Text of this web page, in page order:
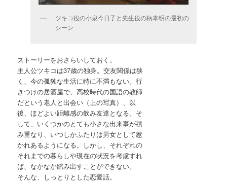
ツキコ役の小泉今日子と先生役の柄本明の最初の
シーン
ストーリーをおさらいしておく。
主人公ツキコは37歳の独身。交友関係は狭
く、今の孤独な生活に特に不満もない。行
きつけの居酒屋で、高校時代の国語の教師
だという老人と出会い（上の写真）、以
後、ほどよい距離感の飲み友達となる。そ
して、いくつかのとても小さな出来事が積
み重なり、いつしかふたりは男女として惹
かれあるようになる。しかし、それぞれの
それまでの暮らしや現在の状況を考慮すれ
ば、なかなか踏み出すことができない。
そんな、しっとりとした恋愛話。